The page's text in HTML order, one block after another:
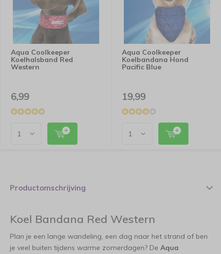
Aqua Coolkeeper
Koelhalsband Red
Western
6,99
Aqua Coolkeeper
Koelbandana Hond
Pacific Blue
19,99
Productomschrijving
Koel Bandana Red Western
Plan je een lange wandeling, een dag naar het strand of ben
je veel buiten tijdens warme zomerdagen? De Aqua